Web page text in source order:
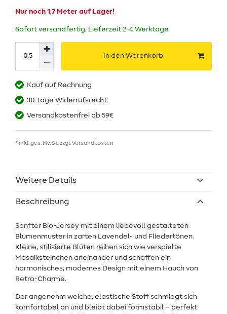
Nur noch 1,7 Meter auf Lager!
Sofort versandfertig, Lieferzeit 2-4 Werktage
In den Warenkorb
Kauf auf Rechnung
30 Tage Widerrufsrecht
Versandkostenfrei ab 59€
* inkl. ges. MwSt. zzgl. Versandkosten
Weitere Details
Beschreibung
Sanfter Bio-Jersey mit einem liebevoll gestalteten
Blumenmuster in zarten Lavendel- und Fliedertönen.
Kleine, stilisierte Blüten reihen sich wie verspielte
Mosaiksteinchen aneinander und schaffen ein
harmonisches, modernes Design mit einem Hauch von
Retro-Charme.
Der angenehm weiche, elastische Stoff schmiegt sich
komfortabel an und bleibt dabei formstabil – perfekt